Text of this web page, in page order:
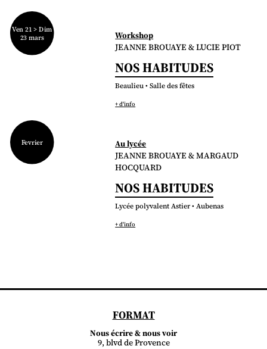
Workshop
Ven 21 > Dim
23 mars
JEANNE BROUAYE & LUCIE PIOT
NOS HABITUDES
Beaulieu • Salle des fêtes
+ d'info
Au lycée
Fevrier
JEANNE BROUAYE & MARGAUD
HOCQUARD
NOS HABITUDES
Lycée polyvalent Astier • Aubenas
+ d'info
FORMAT
Nous écrire & nous voir
9, blvd de Provence